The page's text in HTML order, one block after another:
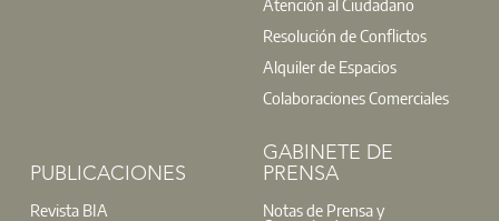
Atención al Ciudadano
Resolución de Conflictos
Alquiler de Espacios
Colaboraciones Comerciales
PUBLICACIONES
Revista BIA
GABINETE DE
PRENSA
Notas de Prensa y